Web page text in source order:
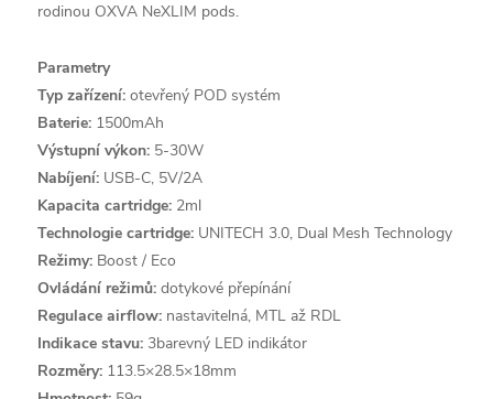
rodinou OXVA NeXLIM pods.
Parametry
Typ zařízení: otevřený POD systém
Baterie: 1500mAh
Výstupní výkon: 5-30W
Nabíjení: USB-C, 5V/2A
Kapacita cartridge: 2ml
Technologie cartridge: UNITECH 3.0, Dual Mesh Technology
Režimy: Boost / Eco
Ovládání režimů: dotykové přepínání
Regulace airflow: nastavitelná, MTL až RDL
Indikace stavu: 3barevný LED indikátor
Rozměry: 113.5×28.5×18mm